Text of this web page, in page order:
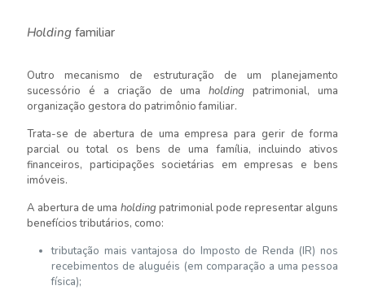
Holding familiar
Outro mecanismo de estruturação de um planejamento
sucessório é a criação de umaholding patrimonial, uma
organização gestora do patrimônio familiar.
Trata-se de abertura de uma empresa para gerir de forma
parcial ou total os bens de uma família, incluindo ativos
financeiros, participações societárias em empresas e bens
imóveis.
A abertura de uma holding patrimonial pode representar alguns
benefícios tributários, como:
tributação mais vantajosa do Imposto de Renda (IR) nos
recebimentos de aluguéis (em comparação a uma pessoa
física);